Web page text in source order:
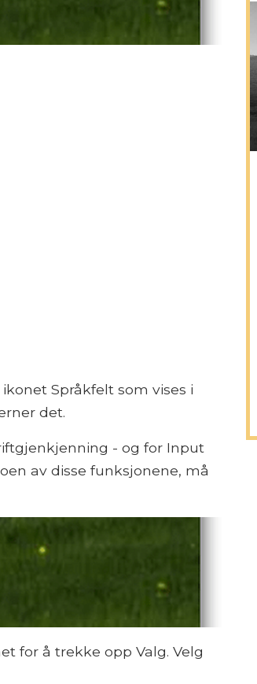
Språkfelt som vises i
det.
- og for Input
av disse funksjonene, må
for å trekke opp Valg. Velg